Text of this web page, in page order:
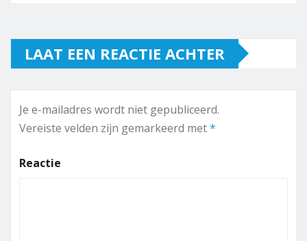
LAAT EEN REACTIE ACHTER
Je e-mailadres wordt niet gepubliceerd.
Vereiste velden zijn gemarkeerd met*
Reactie